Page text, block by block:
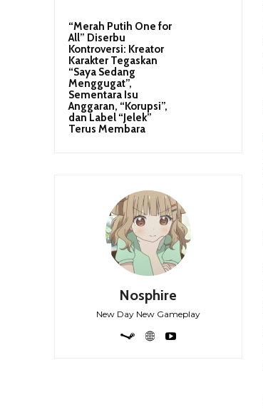
“Merah Putih One for
All” Diserbu
Kontroversi: Kreator
Karakter Tegaskan
“Saya Sedang
Menggugat”,
Sementara Isu
Anggaran, “Korupsi”,
dan Label “Jelek”
Terus Membara
Nosphire
New Day New Gameplay